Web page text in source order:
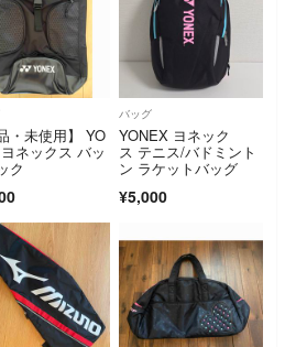
・未使用】 YO
ネックス バッ
ク
バッグ
YONEX ヨネック
ス テニス/バドミント
ン ラケットバッグ
¥5,000